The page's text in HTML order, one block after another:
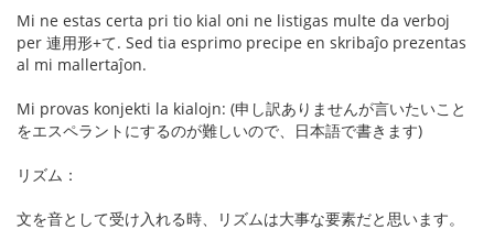
Mi ne estas certa pri tio kial oni ne listigas multe da verboj
per 連用形+て. Sed tia esprimo precipe en skribaĵo prezentas
al mi mallertaĵon.
Mi provas konjekti la kialojn: (申し訳ありませんが言いたいこと
をエスペラントにするのが難しいので、日本語で書きます)
リズム：
文を音として受け入れる時、リズムは大事な要素だと思います。